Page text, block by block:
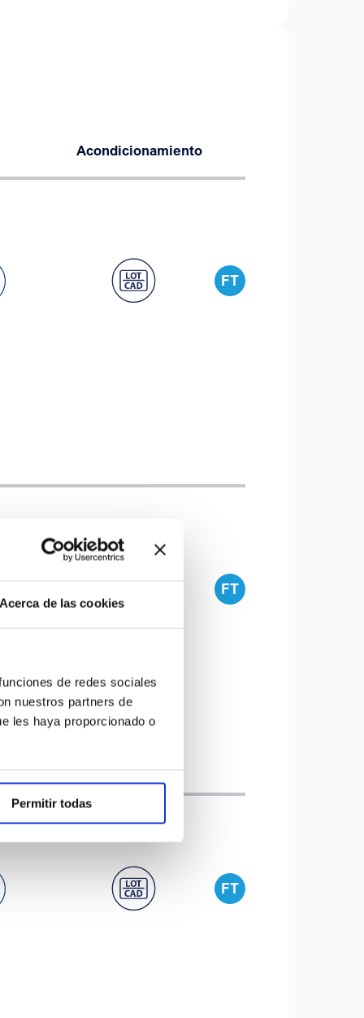
de las cookies
de redes sociales
nuestros partners de
les haya proporcionado o
Permitir todas
Acondicionamiento
FT
FT
FT